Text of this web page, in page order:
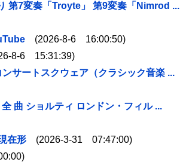
第7変奏「Troyte」 第9変奏「Nimrod ...
(2026-8-6 16:00:50)
8-6 15:31:39)
サートスクウェア（クラシック音楽 ...
全 曲 ショルティ ロンドン・フィル ...
在形 (2026-3-31 07:47:00)